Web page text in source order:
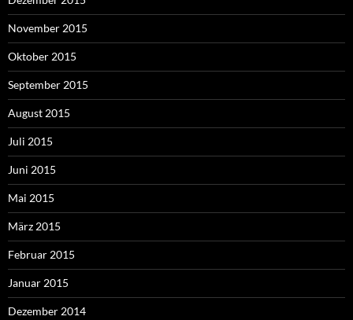
November 2015
Oktober 2015
September 2015
August 2015
Juli 2015
Juni 2015
Mai 2015
März 2015
Februar 2015
Januar 2015
Dezember 2014